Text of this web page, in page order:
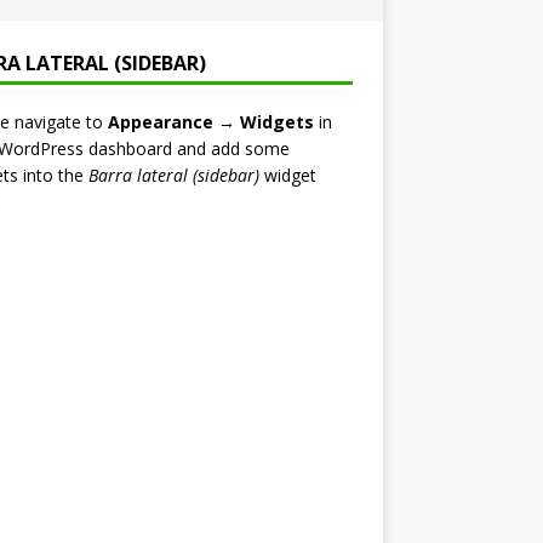
LATERAL (SIDEBAR)
navigate to Appearance → Widgets in
dashboard and add some
into the Barra lateral (sidebar)widget